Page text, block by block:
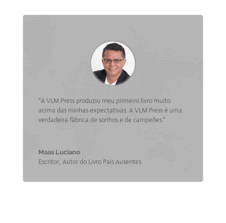
“A VLM Press produziu meu primeiro livro muito
acima das minhas expectativas. A VLM Press é uma
verdadeira fábrica de sonhos e de campeões.”
Maas Luciano
Escritor, Autor do Livro Pais Ausentes